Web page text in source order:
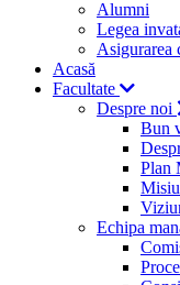
Alumni
Legea
Asigurarea
Acasă
Facultate
Despre noi
Bun
Plan
Echipa